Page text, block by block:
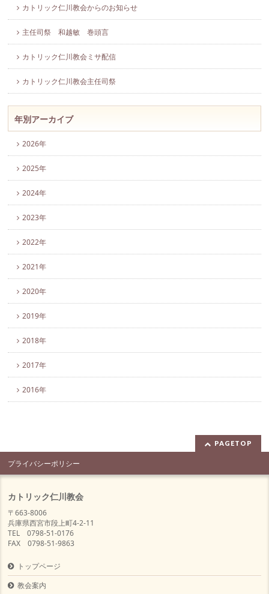
カトリック仁川教会からのお知らせ
主任司祭 和越敏 巻頭言
カトリック仁川教会ミサ配信
カトリック仁川教会主任司祭
年別アーカイブ
2026年
2025年
2024年
2023年
2022年
2021年
2020年
2019年
2018年
2017年
2016年
PAGETOP
プライバシーポリシー
カトリック仁川教会
〒663-8006
兵庫県西宮市段上町4-2-11
TEL 0798-51-0176
FAX 0798-51-9863
トップページ
教会案内